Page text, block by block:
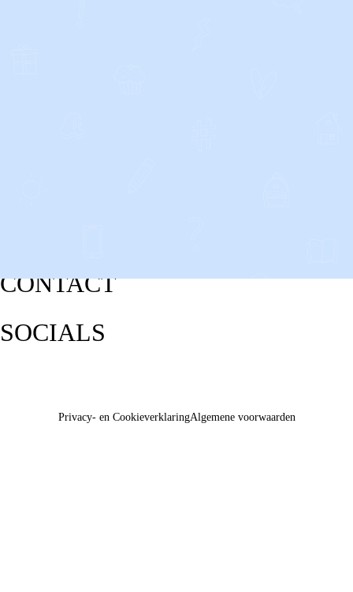
CONTACT
SOCIALS
Privacy- en CookieverklaringAlgemene voorwaarden